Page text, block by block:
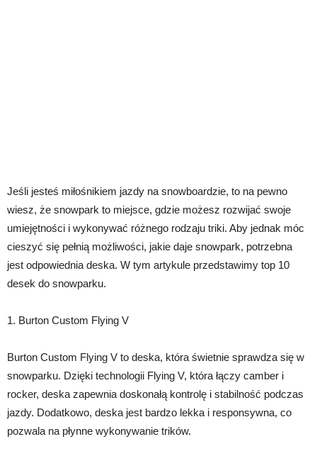
Jeśli jesteś miłośnikiem jazdy na snowboardzie, to na pewno
wiesz, że snowpark to miejsce, gdzie możesz rozwijać swoje
umiejętności i wykonywać różnego rodzaju triki. Aby jednak móc
cieszyć się pełnią możliwości, jakie daje snowpark, potrzebna
jest odpowiednia deska. W tym artykule przedstawimy top 10
desek do snowparku.
1. Burton Custom Flying V
Burton Custom Flying V to deska, która świetnie sprawdza się w
snowparku. Dzięki technologii Flying V, która łączy camber i
rocker, deska zapewnia doskonałą kontrolę i stabilność podczas
jazdy. Dodatkowo, deska jest bardzo lekka i responsywna, co
pozwala na płynne wykonywanie trików.